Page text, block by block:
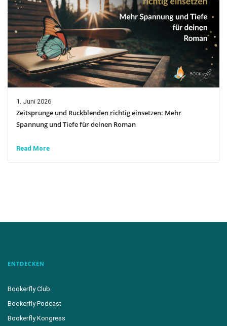
1. Juni 2026
Zeitsprünge und Rückblenden richtig einsetzen: Mehr
Spannung und Tiefe für deinen Roman
Read More
ENTDECKEN
Bookerfly Club
Bookerfly Podcast
Bookerfly Kongress